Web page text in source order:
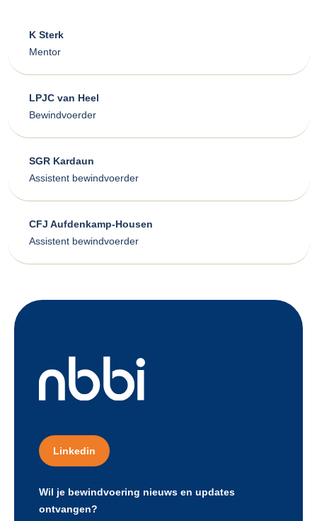
K Sterk
Mentor
LPJC van Heel
Bewindvoerder
SGR Kardaun
Assistent bewindvoerder
CFJ Aufdenkamp-Housen
Assistent bewindvoerder
Linkedin
Wil je bewindvoering nieuws en updates
ontvangen?